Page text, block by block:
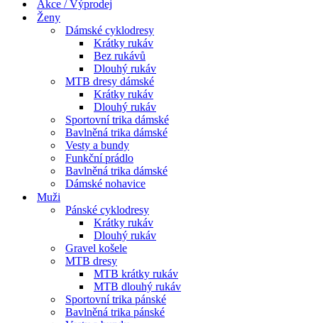
Akce / Výprodej
Ženy
Dámské cyklodresy
Krátky rukáv
Bez rukávů
Dlouhý rukáv
MTB dresy dámské
Krátky rukáv
Dlouhý rukáv
Sportovní trika dámské
Bavlněná trika dámské
Vesty a bundy
Funkční prádlo
Bavlněná trika dámské
Dámské nohavice
Muži
Pánské cyklodresy
Krátky rukáv
Dlouhý rukáv
Gravel košele
MTB dresy
MTB krátky rukáv
MTB dlouhý rukáv
Sportovní trika pánské
Bavlněná trika pánské